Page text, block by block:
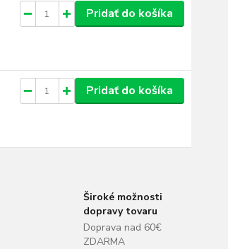
Pridať do košíka
Pridať do košíka
Široké možnosti
dopravy tovaru
Doprava nad 60€
ZDARMA